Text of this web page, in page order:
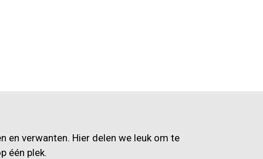
en verwanten. Hier delen we leuk om te
één plek.